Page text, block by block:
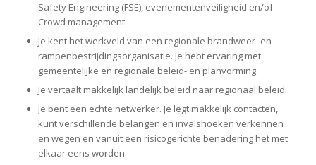
Safety Engineering (FSE), evenementenveiligheid en/of
Crowd management.
Je kent het werkveld van een regionale brandweer- en
rampenbestrijdingsorganisatie. Je hebt ervaring met
gemeentelijke en regionale beleid- en planvorming.
Je vertaalt makkelijk landelijk beleid naar regionaal beleid.
Je bent een echte netwerker. Je legt makkelijk contacten,
kunt verschillende belangen en invalshoeken verkennen
en wegen en vanuit een risicogerichte benadering het met
elkaar eens worden.